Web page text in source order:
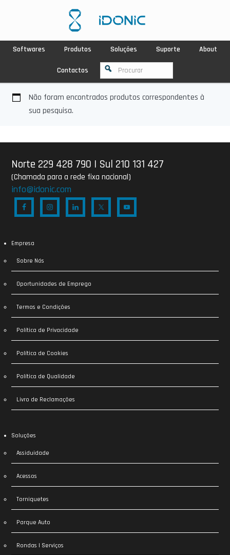
Softwares Produtos Soluções Suporte About
Contactos
Não foram encontrados produtos correspondentes à
sua pesquisa.
Norte 229 428 790 | Sul 210 131 427
(Chamada para a rede fixa nacional)
info@idonic.com
Empresa
Sobre Nós
Oportunidades de Emprego
Termos e Condições
Política de Privacidade
Política de Cookies
Política de Qualidade
Livro de Reclamações
Soluções
Assiduidade
Acessos
Torniquetes
Parque Auto
Rondas | Serviços